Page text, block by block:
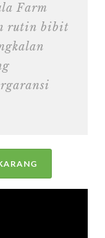
Farm
rutin bibit